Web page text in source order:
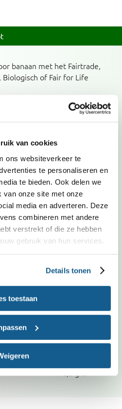
van cookies
ons websiteverkeer te
te personaliseren en
te bieden. Ook delen we
van onze site met onze
media en adverteren. Deze
combineren met andere
verstrekt of die ze hebben
gebruik van hun services.
Details tonen
toestaan
banaan met het Fairtrade,
of Fair for Life
melk met een topkeurmerk.
EKO-NL 3 sterren en Beter
persoon
Recept
8 gram